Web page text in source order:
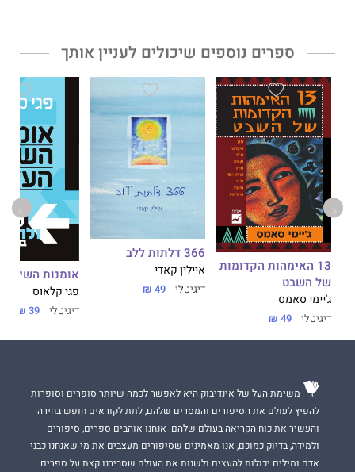
מזינות
כיצד לנהל מערכות יחסים אינטימיות בלי להרגיש מוצפים
הכוונה להורים ולמי שמגדלים ילדים אמפתים
דרכים לעורר את מתנת האינטואיציה של האדם האמפת, ולהעמיק
את החיבור הרוחני עם כל היצורים החיים
ספרים נוספים שיכולים לעניין אותך
13 האימהות הקדומות
של השבט
ג'יימי סאמס
דיגיטלי 49 ₪
366 דלתות ללב
איילין קאדי
דיגיטלי 49 ₪
אומנות
פגי קלאוס
דיגיטלי 39 ₪
משימת העל של אינדיבוק היא לאפשר לכמה שיותר סופרים וסופרות
להפיץ לעולם את הסיפורים והמסרים שלהם, לתת לקוראים חופש בחירה
והעשיר את כוח הקריאה בעולם שלהם. אנחנו אוהבים ספרים, סיפורים
ולמידה, בדיוק כמוכם, אנו מאמינים שסיפורים מעצבים את מי שאנחנו כבני
אדם ומילים יכולות להעצים ולשנות את העולם שסביבנו.קצת על ספרים